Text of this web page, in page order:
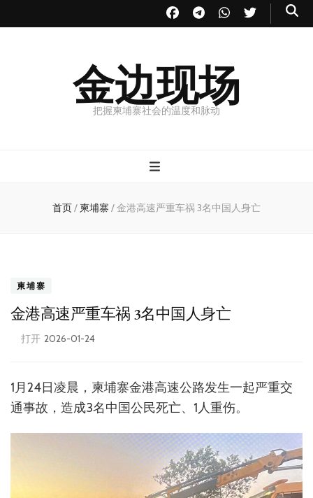
金边现场
把握柬埔寨社会的温度和脉动
首页/ 柬埔寨 /金港高速严重车祸 3名中国人身亡
柬埔寨
金港高速严重车祸 3名中国人身亡
打开 2026-01-24
1月24日凌晨，柬埔寨金港高速公路发生一起严重交
通事故，造成3名中国公民死亡、1人重伤。